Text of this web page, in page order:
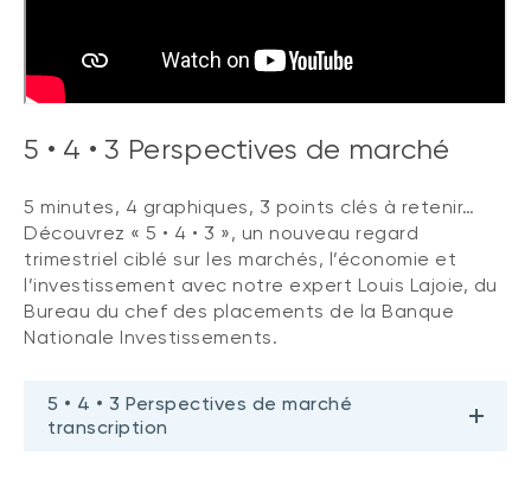
5 • 4 • 3 Perspectives de marché
5 minutes, 4 graphiques, 3 points clés à retenir…
Découvrez « 5 • 4 • 3 », un nouveau regard
trimestriel ciblé sur les marchés, l’économie et
l’investissement avec notre expert Louis Lajoie, du
Bureau du chef des placements de la Banque
Nationale Investissements.
5 • 4 • 3 Perspectives de marché
transcription